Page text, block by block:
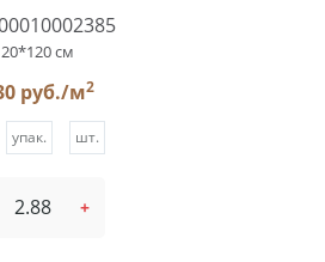
см
руб./м2
упак. шт.
+